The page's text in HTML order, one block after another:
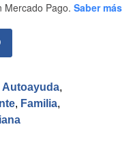
Mercado Pago. Saber más
Autoayuda,
, Familia,